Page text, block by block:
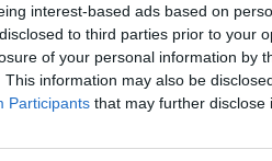
interest-based ads based on
to third parties prior to your
of your personal information by
This information may also be
Participants that may further disclose
Sunbird: Κάνει το
φέρνει το iMessage
05/08/2026